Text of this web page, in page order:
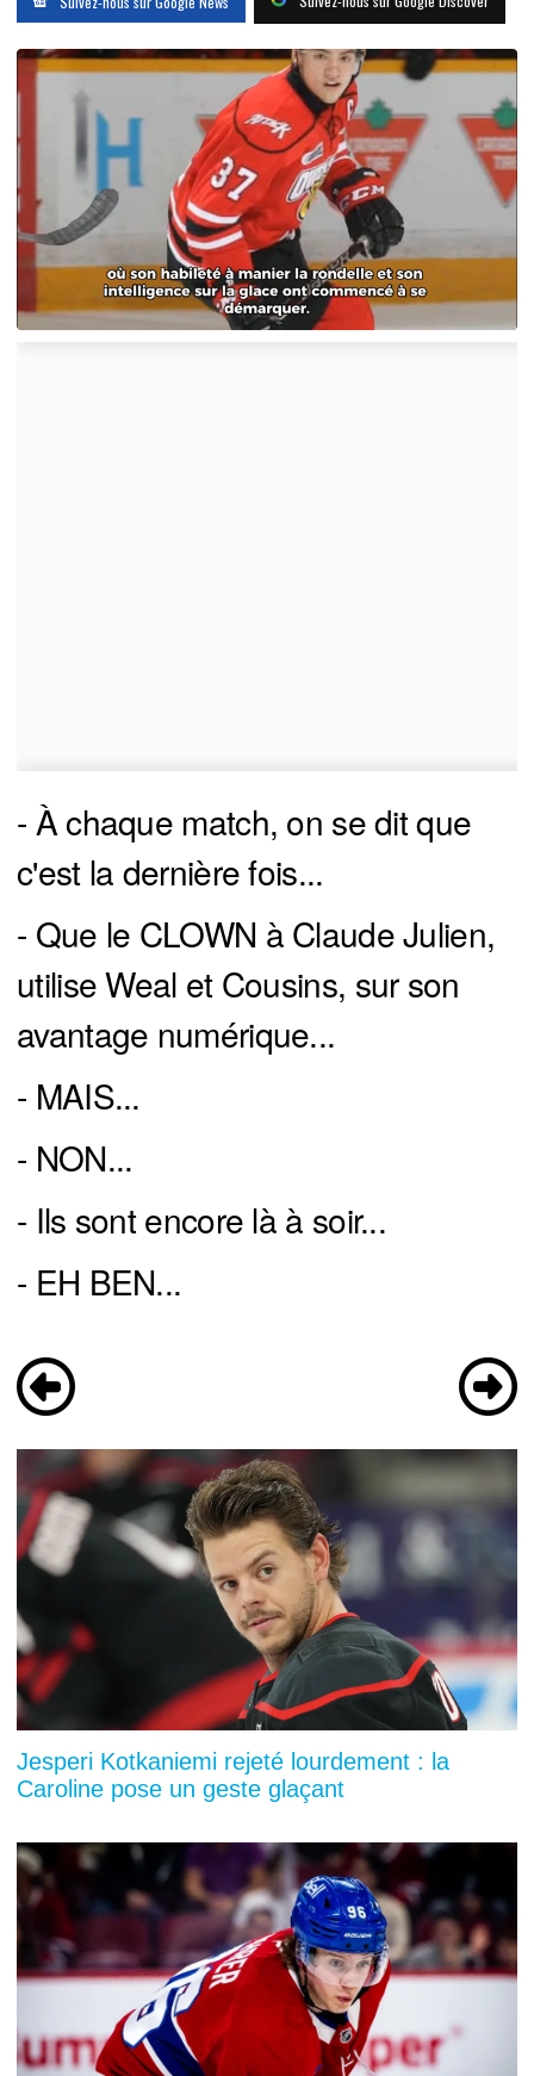
- À chaque match, on se dit que
c'est la dernière fois...
- Que le CLOWN à Claude Julien,
utilise Weal et Cousins, sur son
avantage numérique...
- MAIS...
- NON...
- Ils sont encore là à soir...
- EH BEN...
Jesperi Kotkaniemi rejeté lourdement : la
Caroline pose un geste glaçant